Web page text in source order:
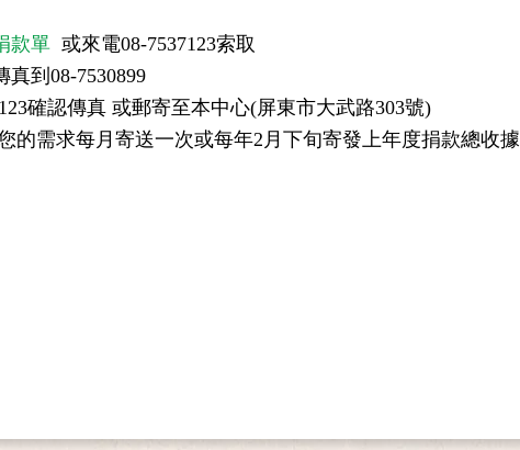
款單 或來電08-7537123索取
真到08-7530899
確認傳真 或郵寄至本中心(屏東市大武路303號)
的需求每月寄送一次或每年2月下旬寄發上年度捐款總收據